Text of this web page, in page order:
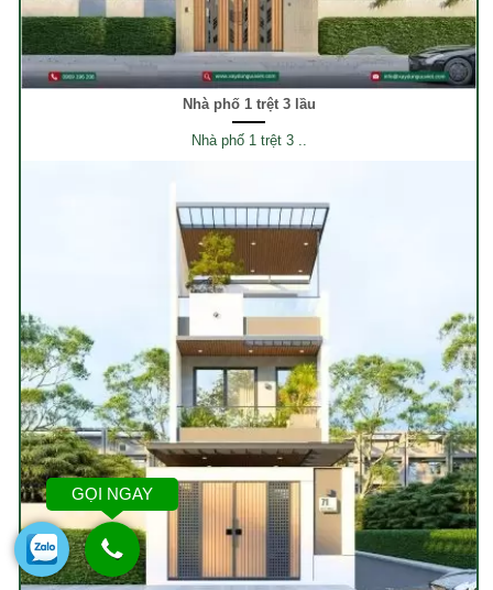
Nhà phố 1 trệt 3 lầu
Nhà phố 1 trệt 3 ..
GỌI NGAY